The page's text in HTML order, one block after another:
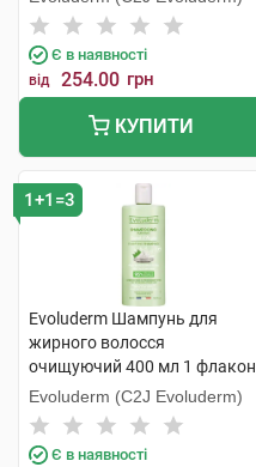
Є в наявності
від 254.00 грн
КУПИТИ
1+1=3
Evoluderm Шампунь для
жирного волосся
очищуючий 400 мл 1 флакон
Evoluderm (C2J Evoluderm)
Є в наявності